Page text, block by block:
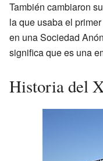
También cambiaron
la que usaba el
en una Sociedad
significa que es una
Historia del